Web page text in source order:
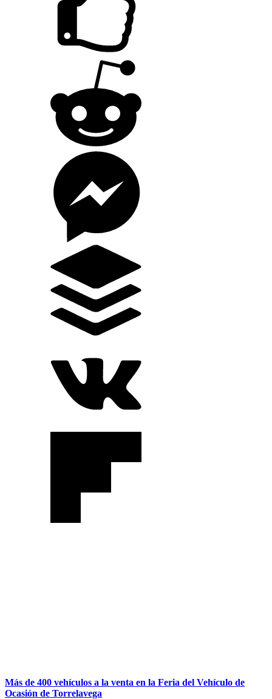
Más de 400 vehículos a la venta en la Feria del Vehículo de
Ocasión de Torrelavega